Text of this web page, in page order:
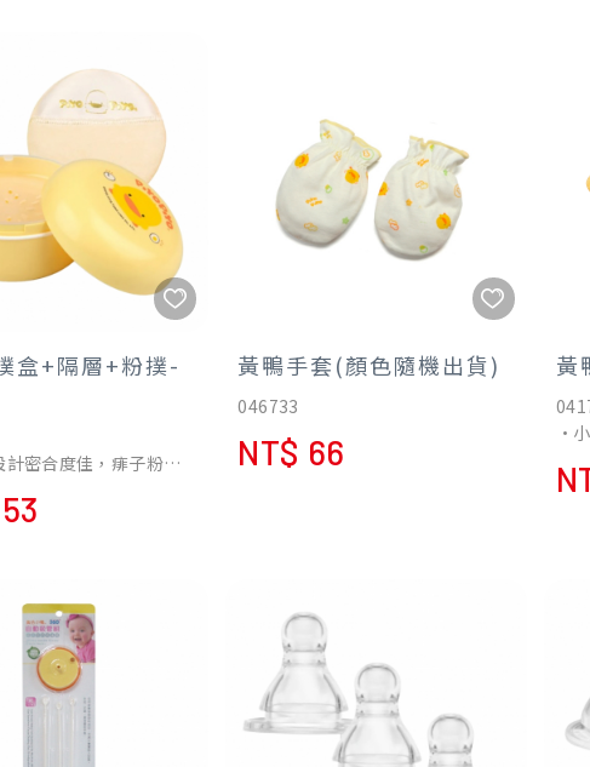
•離乳時可各別拆開使用，放置副
食品，使用方便。
•漏勺型瓶口：奶粉倒入奶瓶時，
不會撒出瓶外。
•
•
家
用。
盒+隔層+粉撲-
計密合度佳，痱子粉不
離粉撲與痱子粉，清
黃鴨手套(顏色隨機出貨)
046733
NT$ 66
黃
•
•
不